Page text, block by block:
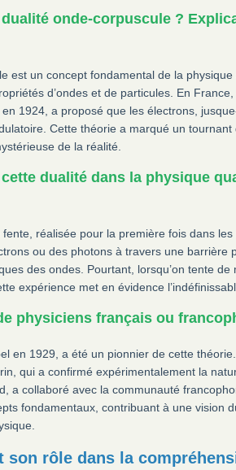
dualité onde-corpuscule ?
est un concept fondamental de la
d’ondes et de particules. En
1924, a proposé que les électrons,
Cette théorie a marqué un
de la réalité.
cette dualité dans la physique
fente, réalisée pour la première fois dans
ou des photons à travers une
des ondes. Pourtant, lorsqu’on tente
expérience met en évidence
physiciens français ou
en 1929, a été un pionnier de cette
qui a confirmé expérimentalement la
a collaboré avec la communauté
fondamentaux, contribuant à une vision
son rôle dans la